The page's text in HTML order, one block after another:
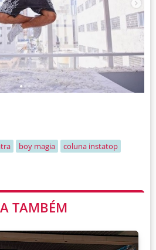
boy magia coluna instatop
TAMBÉM